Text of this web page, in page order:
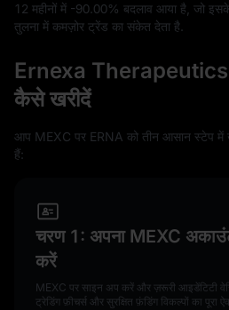
12 महीनों में -90.00% बदलाव आया है, जो
तुलना में कमज़ोर ट्रेंड का संकेत देता है.
Ernexa
कैसे खरीदें
आप MEXC पर ERNA को तीन आसान स्टेप
हैं:
चरण 1: अपना MEXC
करें
MEXC पर साइन अप करें और ज़रूरी आइडेंटिटी
ट्रेडिंग फ़ीचर्स और सुरक्षित फ़ंडिंग विकल्पों का पूरा